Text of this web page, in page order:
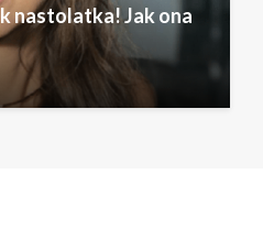
nastolatka! Jak ona